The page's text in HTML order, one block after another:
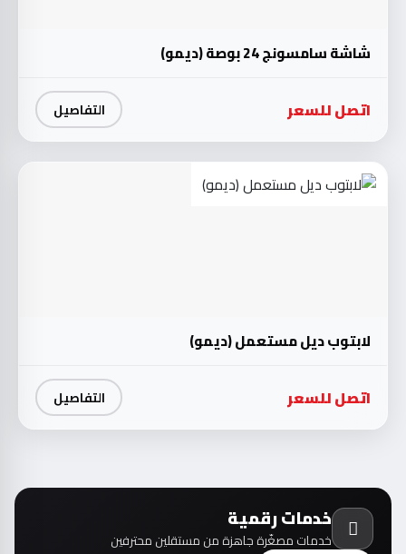
شاشة سامسونج 24 بوصة (ديمو)
اتصل للسعر التفاصيل
لابتوب ديل مستعمل (ديمو)
اتصل للسعر التفاصيل
خدمات رقمية
خدمات مصغّرة جاهزة من مستقلين محترفين